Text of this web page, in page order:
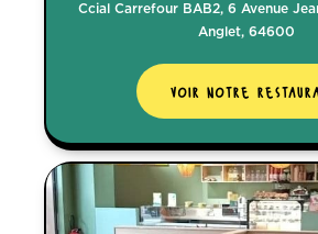
Ccial Carrefour BAB2, 6 Avenue
Anglet, 64600
voir notre